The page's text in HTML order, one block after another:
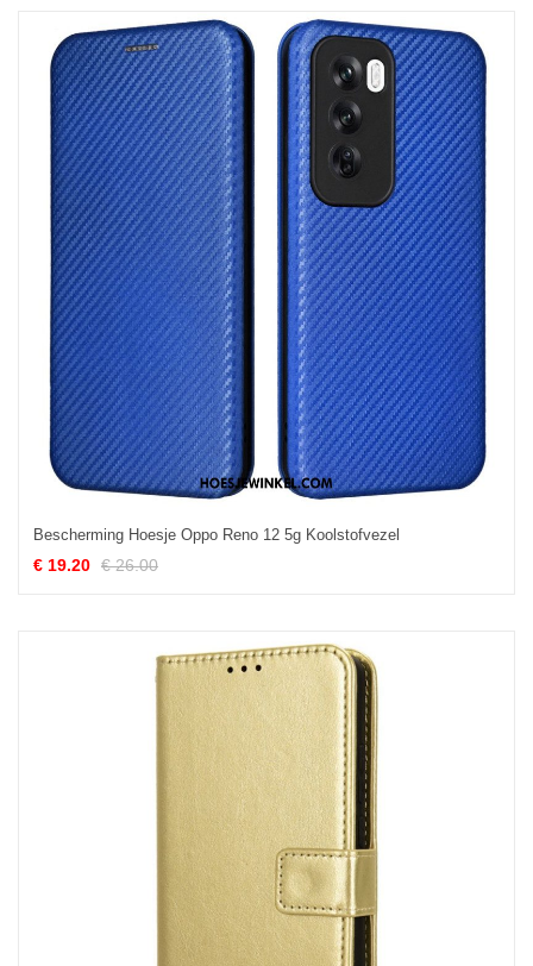
Bescherming Hoesje Oppo Reno 12 5g Koolstofvezel
€ 19.20 € 26.00